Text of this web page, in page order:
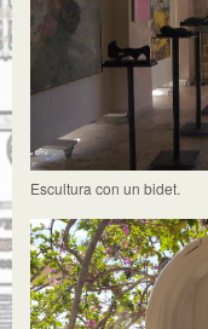
Escultura con un bidet.